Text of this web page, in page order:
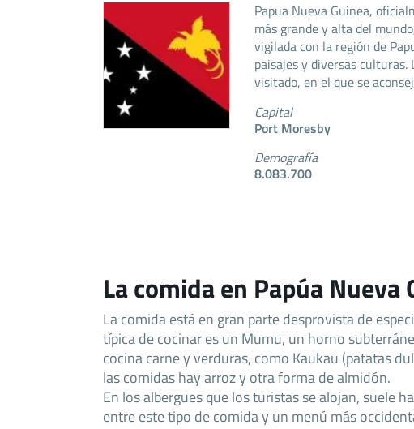
Papua Nueva Guinea,
más grande y alta del
vigilada con la región de
paisajes y diversas
visitado, en el que se
Capital
Port Moresby
Demografía
8.083.700
La comida en Papúa Nueva
La comida está en gran parte desprovista de
típica de cocinar es un Mumu, un horno
cocina carne y verduras, como Kaukau (patatas
las comidas hay arroz y otra forma de almidón.
En los albergues que los turistas se alojan, suele
entre este tipo de comida y un menú más